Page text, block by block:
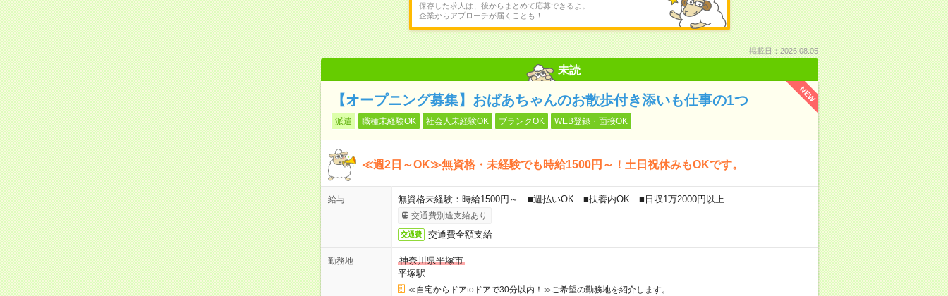
保存した求人は、後からまとめて応募できるよ。
企業からアプローチが届くことも！
掲載日：2026.08.05
未読
NEW
【オープニング募集】おばあちゃんのお散歩付き添いも仕事の1つ
派遣 職種未経験OK 社会人未経験OK ブランクOK WEB登録・面接OK
≪週2日～OK≫無資格・未経験でも時給1500円～！土日祝休みもOKです。
給与 無資格未経験：時給1500円～ ■週払いOK ■扶養内OK ■日収1万2000円以上
交通費別途支給あり
交通費 交通費全額支給
勤務地
神奈川県平塚市
平塚駅
≪自宅からドアtoドアで30分以内！≫ご希望の勤務地を紹介します。